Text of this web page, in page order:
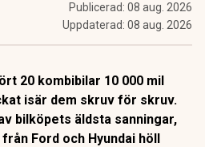
Publicerad: 08 aug. 2026
Uppdaterad: 08 aug. 2026
20 kombibilar 10 000 mil
isär dem skruv för skruv.
bilköpets äldsta sanningar,
Ford och Hyundai höll